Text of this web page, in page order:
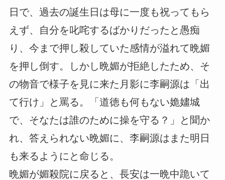
日で、過去の誕生日は母に一度も祝ってもら
えず、自分を叱咤するばかりだったと愚痴
り、今まで押し殺していた感情が溢れて晩媚
を押し倒す。しかし晩媚が拒絶したため、そ
の物音で様子を見に来た月影に李嗣源は「出
て行け」と罵る。「道徳も何もない姽嫿城
で、そなたは誰のために操を守る？」と聞か
れ、答えられない晩媚に、李嗣源はまた明日
も来るようにと命じる。
晩媚が媚殺院に戻ると、長安は一晩中跪いて